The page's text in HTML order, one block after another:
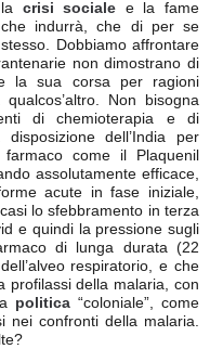
la crisi sociale e la fame
che indurrà, che di per se
stesso. Dobbiamo affrontare
non dimostrano di
la sua corsa per ragioni
Non bisogna
di chemioterapia e di
dell’India per
come il Plaquenil
assolutamente efficace,
acute in fase iniziale,
lo sfebbramento in terza
e quindi la pressione sugli
di lunga durata (22
respiratorio, e che
profilassi della malaria, con
politica “coloniale”, come
nei confronti della malaria.